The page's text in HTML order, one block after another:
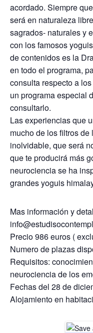
acordado. Siempre
será en naturaleza
sagrados- naturales y
con los famosos
de contenidos es la
en todo el programa,
consulta respecto a
un programa especial
consultarlo.
Las experiencias que
mucho de los filtros
inolvidable, que será
que te producirá más
neurociencia se ha
grandes yoguis
Mas información y
Precio 986 euros (
Numero de plazas
Requisitos:
neurociencia de los
Fechas del 28 de
Alojamiento en